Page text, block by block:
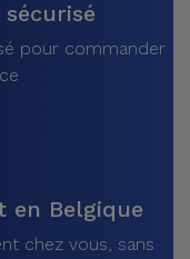
sécurisé
pour commander
en Belgique
chez vous, sans